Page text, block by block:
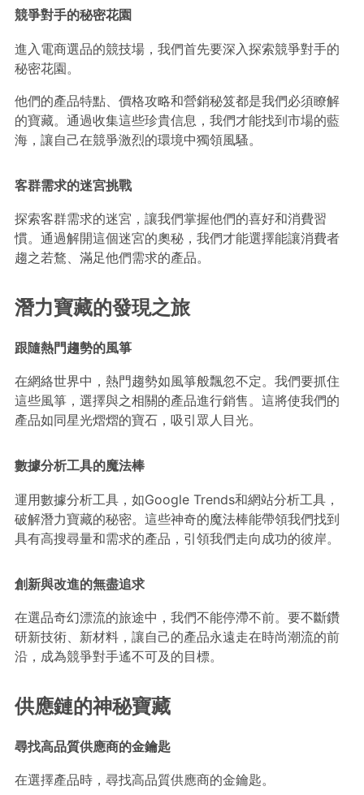
競爭對手的秘密花園
進入電商選品的競技場，我們首先要深入探索競爭對手的
秘密花園。
他們的產品特點、價格攻略和營銷秘笈都是我們必須瞭解
的寶藏。通過收集這些珍貴信息，我們才能找到市場的藍
海，讓自己在競爭激烈的環境中獨領風騷。
客群需求的迷宮挑戰
探索客群需求的迷宮，讓我們掌握他們的喜好和消費習
慣。通過解開這個迷宮的奧秘，我們才能選擇能讓消費者
趨之若鶩、滿足他們需求的產品。
潛力寶藏的發現之旅
跟隨熱門趨勢的風箏
在網絡世界中，熱門趨勢如風箏般飄忽不定。我們要抓住
這些風箏，選擇與之相關的產品進行銷售。這將使我們的
產品如同星光熠熠的寶石，吸引眾人目光。
數據分析工具的魔法棒
運用數據分析工具，如Google Trends和網站分析工具，
破解潛力寶藏的秘密。這些神奇的魔法棒能帶領我們找到
具有高搜尋量和需求的產品，引領我們走向成功的彼岸。
創新與改進的無盡追求
在選品奇幻漂流的旅途中，我們不能停滯不前。要不斷鑽
研新技術、新材料，讓自己的產品永遠走在時尚潮流的前
沿，成為競爭對手遙不可及的目標。
供應鏈的神秘寶藏
尋找高品質供應商的金鑰匙
在選擇產品時，尋找高品質供應商的金鑰匙。